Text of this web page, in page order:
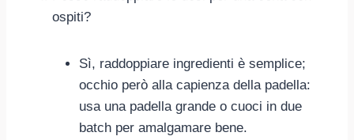
ospiti?
Sì, raddoppiare ingredienti è semplice;
occhio però alla capienza della padella:
usa una padella grande o cuoci in due
batch per amalgamare bene.